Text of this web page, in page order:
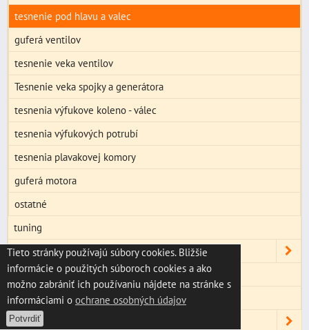
tesnenie pod hlavu a valec
guferá ventilov
tesnenie veka ventilov
Tesnenie veka spojky a generátora
tesnenia výfukove koleno - válec
tesnenia výfukových potrubí
tesnenia plavakovej komory
guferá motora
ostatné
tuning
VIDLICE, RIADENIE KOLESÁ, TLMIČE
VYPÚŠTACIE ŠROBY A TESNENIA
Žiarovky
SERVIS,ÚDRŽBA
Tieto stránky používajú súbory cookies. Bližšie
informácie o použitých súboroch cookies a ako
možno zabrániť ich používaniu nájdete na stránke s
informáciami o ochrane osobných údajov
Potvrdiť